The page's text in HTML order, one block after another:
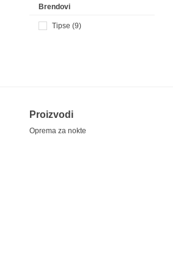
Brendovi
Tipse (9)
Proizvodi
Oprema za nokte